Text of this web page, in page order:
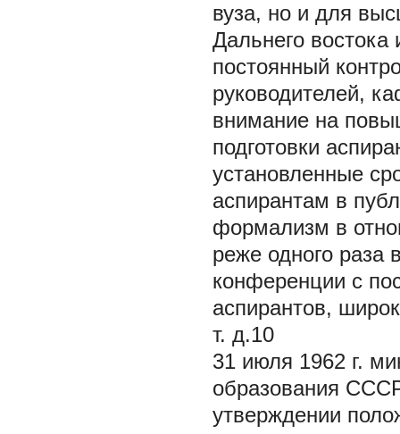
вуза, но и для
Дальнего востока
постоянный
руководителей,
внимание на
подготовки
установленные
аспирантам в
формализм в
реже одного раза
конференции с
аспирантов,
т. д.10
31 июля 1962 г.
образования
утверждении